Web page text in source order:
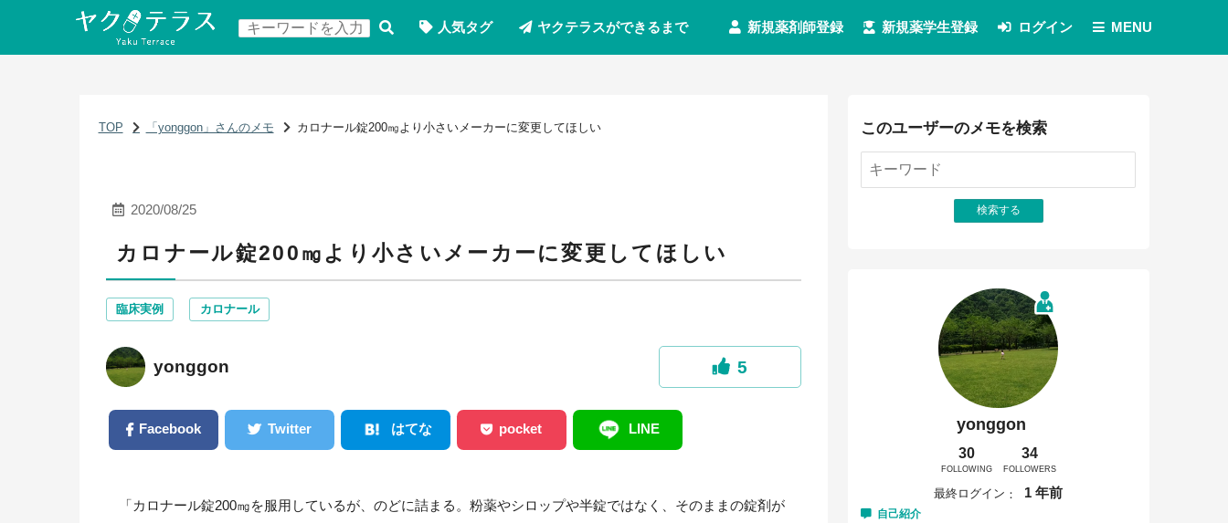
人気タグ ヤクテラスができるまで 新規薬剤師登録 新規薬学生登録 ログイン MENU
TOP 「yonggon」さんのメモ カロナール錠200㎎より小さいメーカーに変更してほしい
2020/08/25
カロナール錠200㎎より小さいメーカーに変更してほしい
臨床実例 カロナール
yonggon 5
Facebook Twitter はてな pocket LINE
「カロナール錠200㎎を服用しているが、のどに詰まる。粉薬やシロップや半錠ではなく、そのままの錠剤が
このユーザーのメモを検索
検索する
yonggon
30
FOLLOWING
34
FOLLOWERS
最終ログイン 1 年前
自己紹介